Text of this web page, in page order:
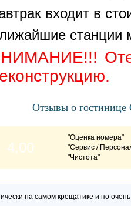
входит в
станции
Отзывы о гостинице
4,00
"Оценка номера"
"Сервис /
"Чистота"
на самом крещатике и по